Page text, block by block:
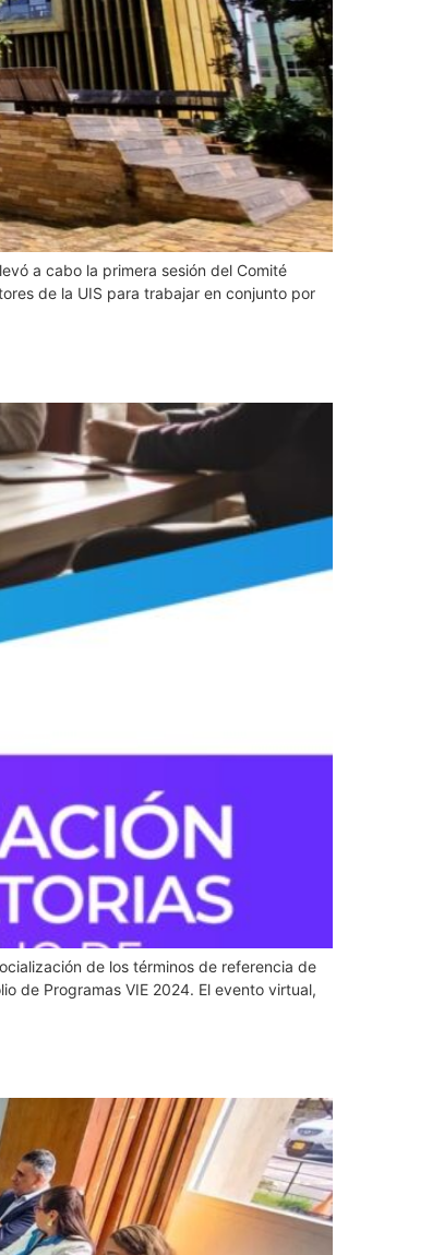
a cabo la primera sesión del Comité
de la UIS para trabajar en conjunto por
de los términos de referencia de
de Programas VIE 2024. El evento virtual,